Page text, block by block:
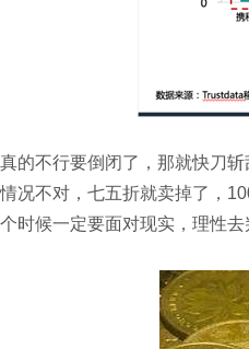
不行要倒闭了，那就快刀斩
况不对，七五折就卖掉了，
时候一定要面对现实，理性